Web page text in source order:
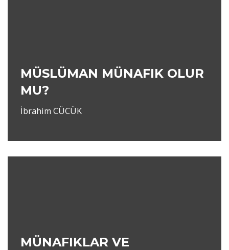
MÜSLÜMAN MÜNAFIK OLUR
MU?
İbrahim CÜCÜK
MÜNAFIKLAR VE